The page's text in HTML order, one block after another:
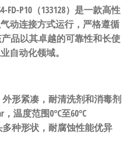
FD-P10（133128）是一款高性
动连接方式运行，严格遵循
产品以其卓越的可靠性和长使
自动化领域。
形紧凑，耐清洗剂和消毒剂
温度范围0°C至60°C
种形状，耐腐蚀性能优异